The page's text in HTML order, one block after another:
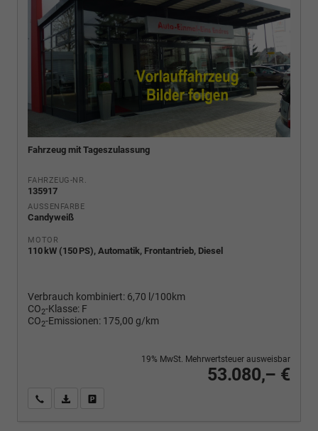
Fahrzeug mit Tageszulassung
FAHRZEUG-NR.
135917
AUSSENFARBE
Candyweiß
MOTOR
110 kW (150 PS), Automatik, Frontantrieb, Diesel
Verbrauch kombiniert: 6,70 l/100km
CO2-Klasse: F
CO2-Emissionen: 175,00 g/km
53.080,– €
19% MwSt. Mehrwertsteuer ausweisbar
Wir rufen Sie anPDF-Fahrzeugexposé drucken